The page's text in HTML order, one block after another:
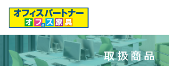
取扱商品